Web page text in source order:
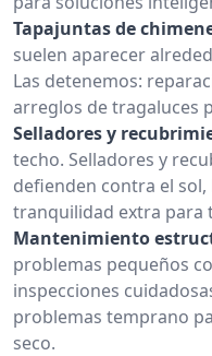
Tapajuntas de
suelen aparecer
Las detenemos:
arreglos de tragaluces
Selladores y
techo. Selladores y
defienden contra el
tranquilidad extra para
Mantenimiento
problemas pequeños
inspecciones
problemas temprano
seco.